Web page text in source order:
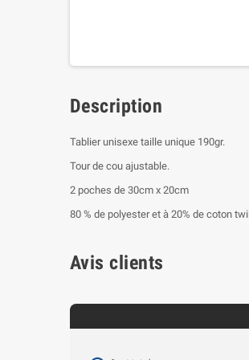
Description
Tablier unisexe taille unique 190gr.
Tour de cou ajustable.
2 poches de 30cm x 20cm
80 % de polyester et à 20% de coton
Avis clients